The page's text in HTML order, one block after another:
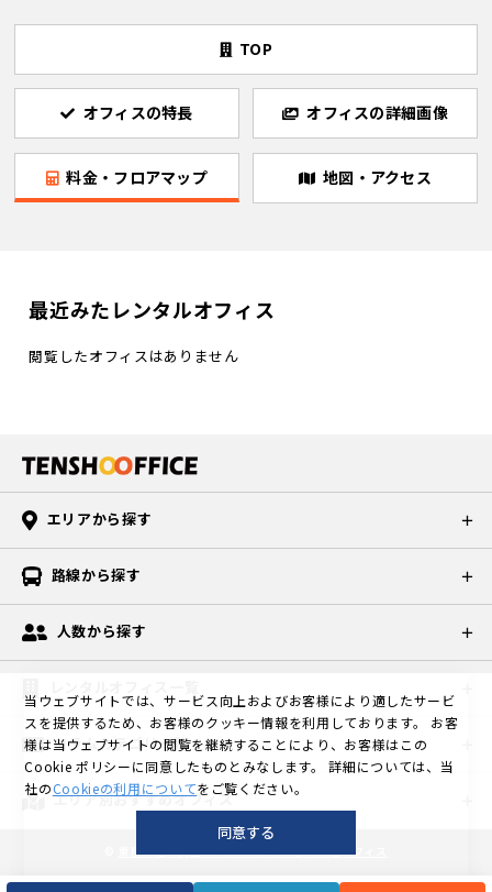
TOP
オフィスの特長 オフィスの詳細画像
料金・フロアマップ 地図・アクセス
最近みたレンタルオフィス
閲覧したオフィスはありません
エリアから探す
路線から探す
人数から探す
コラムカテゴリ一覧
エリア別おすすめオフィス
当ウェブサイトでは、サービス向上およびお客様により適したサービ
スを提供するため、お客様のクッキー情報を利用しております。
お客
様は当ウェブサイトの閲覧を継続することにより、お客様はこの
Cookie ポリシーに同意したものとみなします。
詳細については、当
社のCookieの利用についてをご覧ください。
同意する